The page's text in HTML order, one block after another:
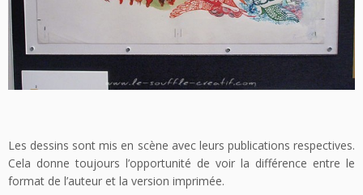
Les dessins sont mis en scène avec leurs publications respectives.
Cela donne toujours l’opportunité de voir la différence entre le
format de l’auteur et la version imprimée.